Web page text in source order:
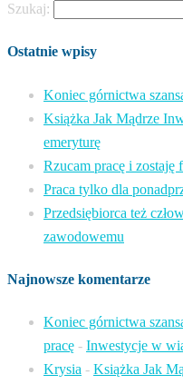
Szukaj:
Ostatnie wpisy
Koniec górnictwa
Książka Jak Mądrze
emeryturę
Rzucam pracę i zostaję
Praca tylko dla
Przedsiębiorca też
zawodowemu
Najnowsze komentarze
Koniec górnictwa
pracę - Inwestycje w
Krysia - Książka Jak